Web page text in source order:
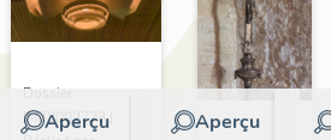
Aperçu
Dossier
IM78002723 |
Aperçu